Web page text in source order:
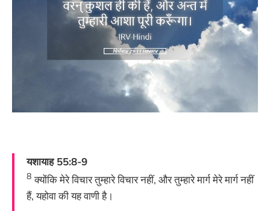
यशायाह 55:8-9
8क्योंकि मेरे विचार तुम्हारे विचार नहीं, और तुम्हारे मार्ग मेरे मार्ग नहीं
हैं, यहोवा की यह वाणी है।